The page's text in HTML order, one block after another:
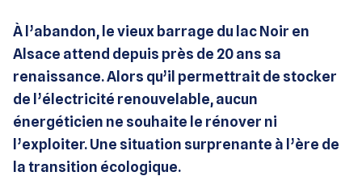
À l’abandon, le vieux barrage du lac Noir en
Alsace attend depuis près de 20 ans sa
renaissance. Alors qu’il permettrait de stocker
de l’électricité renouvelable, aucun
énergéticien ne souhaite le rénover ni
l’exploiter. Une situation surprenante à l’ère de
la transition écologique.